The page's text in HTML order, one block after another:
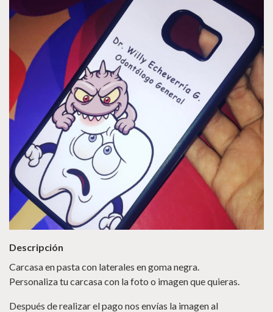
Descripción
Carcasa en pasta con laterales en goma negra.
Personaliza tu carcasa con la foto o imagen que quieras.
Después de realizar el pago nos envías la imagen al